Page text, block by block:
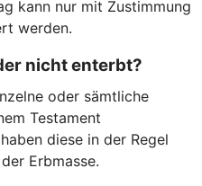
kann nur mit Zustimmung
werden.
nicht enterbt?
oder sämtliche
Testament
diese in der Regel
Erbmasse.